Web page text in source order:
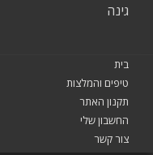
גינה
בית
טיפים והמלצות
תקנון האתר
החשבון שלי
צור קשר